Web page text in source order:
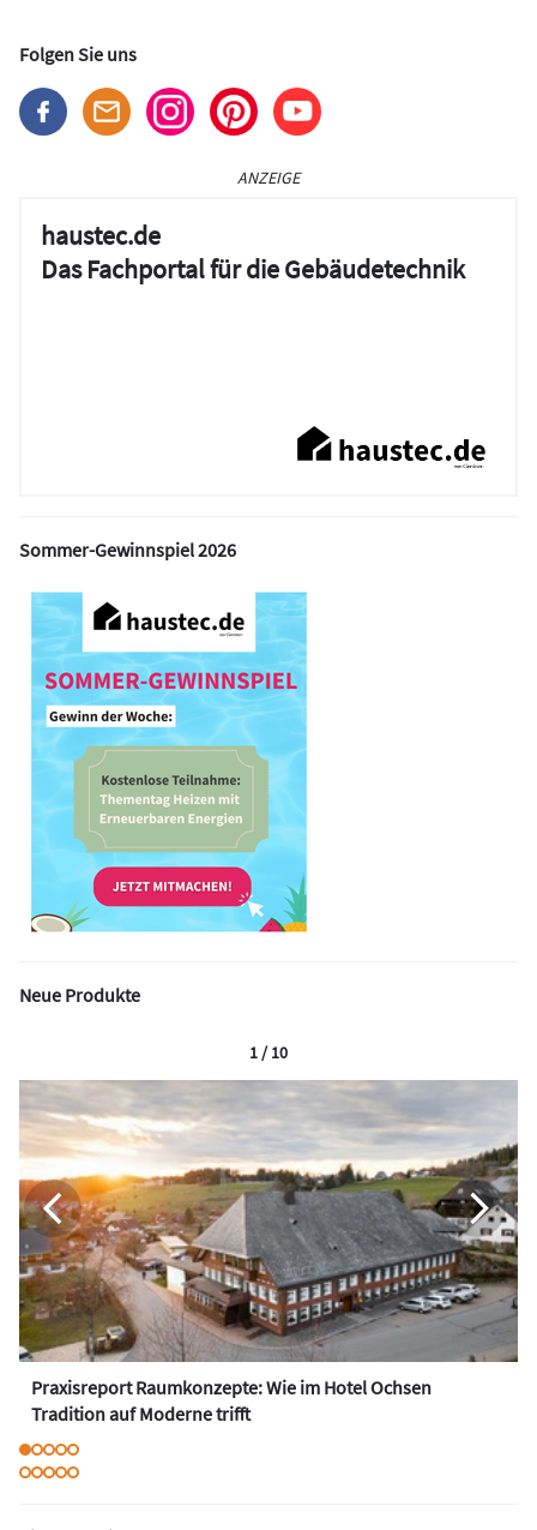
Folgen Sie uns
ANZEIGE
haustec.de
Das Fachportal für die Gebäudetechnik
Sommer-Gewinnspiel 2026
Neue Produkte
Praxisreport Raumkonzepte: Wie im Hotel Ochsen
Tradition auf Moderne trifft
1 / 10